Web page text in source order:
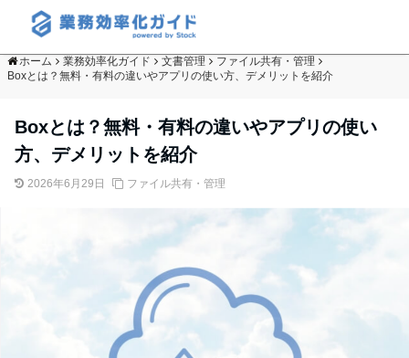
ホーム 業務効率化ガイド 文書管理
ファイル共有・管理
Boxとは？無料・有料の違いやアプリの使い方、デメリットを紹介
Boxとは？無料・有料の違いやアプリの使い
方、デメリットを紹介
2026年6月29日 ファイル共有・管理